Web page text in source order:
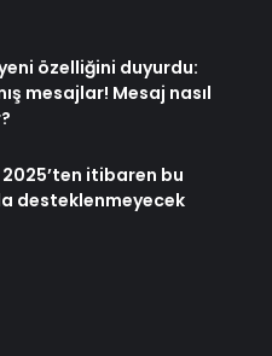
özelliğini duyurdu:
mesajlar! Mesaj nasıl
itibaren bu
desteklenmeyecek